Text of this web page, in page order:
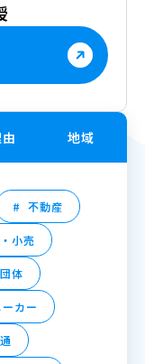
不動産
小売
体
カー
地域